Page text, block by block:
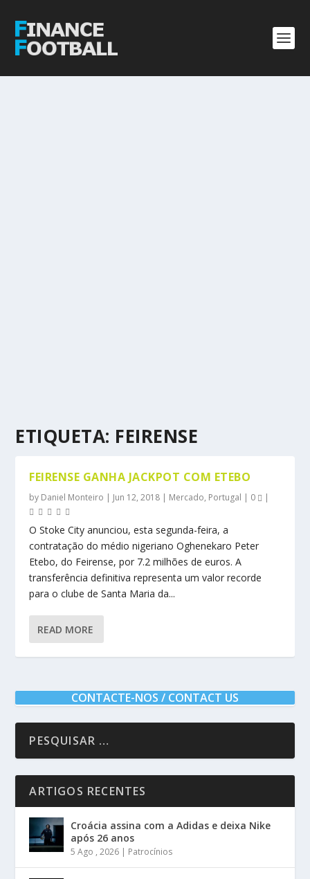
ETIQUETA: FEIRENSE
FEIRENSE GANHA JACKPOT COM ETEBO
by Daniel Monteiro | Jun 12, 2018 | Mercado, Portugal | 0 |
O Stoke City anunciou, esta segunda-feira, a
contratação do médio nigeriano Oghenekaro Peter
Etebo, do Feirense, por 7.2 milhões de euros. A
transferência definitiva representa um valor recorde
para o clube de Santa Maria da...
READ MORE
CONTACTE-NOS / CONTACT US
ARTIGOS RECENTES
Croácia assina com a Adidas e deixa Nike
após 26 anos
5 Ago , 2026 | Patrocínios